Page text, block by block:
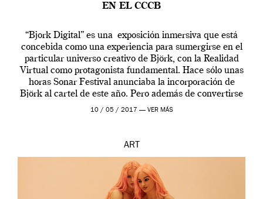
EN EL CCCB
“Bjork Digital” es una exposición inmersiva que está
concebida como una experiencia para sumergirse en el
particular universo creativo de Björk, con la Realidad
Virtual como protagonista fundamental. Hace sólo unas
horas Sonar Festival anunciaba la incorporación de
Björk al cartel de este año. Pero además de convertirse
en una de las actuaciones más relevantes […]
10 / 05 / 2017 — VER MÁS
ART